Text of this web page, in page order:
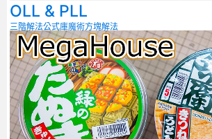
OLL & PLL
三階解法公式庫魔術方塊解法